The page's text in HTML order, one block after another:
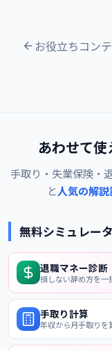
お役立ちコン
あわせて
手取り・失業保険・
と人気の解
無料シミュレー
退職マネー診断
損しない辞め方を一
手取り計算
年収から月手取りを